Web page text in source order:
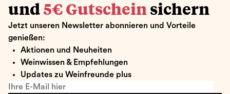
und 5€ Gutschein sichern
Jetzt unseren Newsletter abonnieren und Vorteile
genießen:
Aktionen und Neuheiten
Weinwissen & Empfehlungen
Updates zu Weinfreunde plus
Ihre E-Mail hier